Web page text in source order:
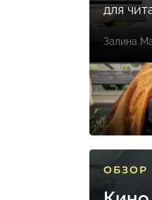
для
Залина
ОБЗОР